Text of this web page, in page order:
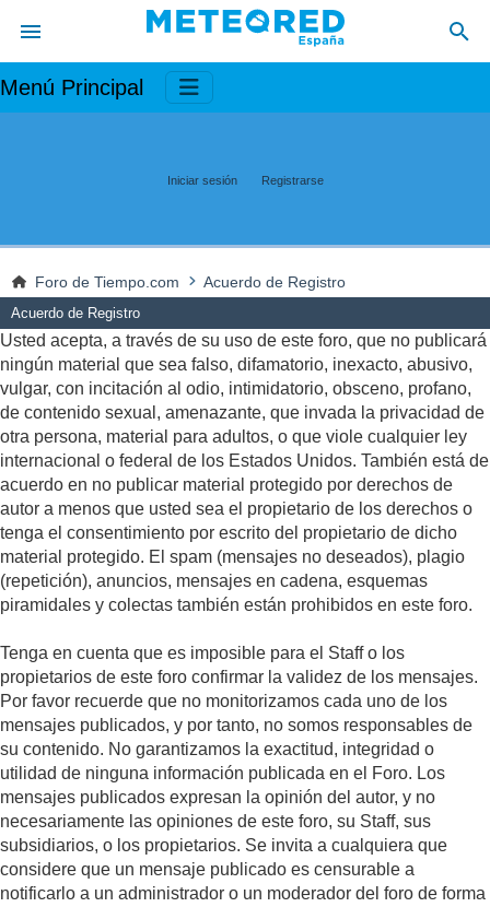
Menú Principal
Iniciar sesión Registrarse
Foro de Tiempo.com Acuerdo de Registro
Acuerdo de Registro
Usted acepta, a través de su uso de este foro, que no publicará
ningún material que sea falso, difamatorio, inexacto, abusivo,
vulgar, con incitación al odio, intimidatorio, obsceno, profano,
de contenido sexual, amenazante, que invada la privacidad de
otra persona, material para adultos, o que viole cualquier ley
internacional o federal de los Estados Unidos. También está de
acuerdo en no publicar material protegido por derechos de
autor a menos que usted sea el propietario de los derechos o
tenga el consentimiento por escrito del propietario de dicho
material protegido. El spam (mensajes no deseados), plagio
(repetición), anuncios, mensajes en cadena, esquemas
piramidales y colectas también están prohibidos en este foro.
Tenga en cuenta que es imposible para el Staff o los
propietarios de este foro confirmar la validez de los mensajes.
Por favor recuerde que no monitorizamos cada uno de los
mensajes publicados, y por tanto, no somos responsables de
su contenido. No garantizamos la exactitud, integridad o
utilidad de ninguna información publicada en el Foro. Los
mensajes publicados expresan la opinión del autor, y no
necesariamente las opiniones de este foro, su Staff, sus
subsidiarios, o los propietarios. Se invita a cualquiera que
considere que un mensaje publicado es censurable a
notificarlo a un administrador o un moderador del foro de forma